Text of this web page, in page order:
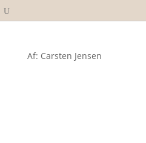
Af: Carsten Jensen